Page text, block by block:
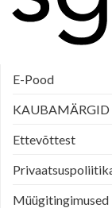
E-Pood
KAUBAMÄRGID
Ettevõttest
Müügitingimused